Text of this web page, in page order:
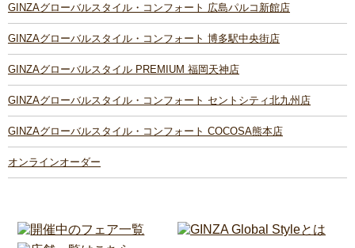
GINZAグローバルスタイル・コンフォート 広島パルコ新館店
GINZAグローバルスタイル・コンフォート 博多駅中央街店
GINZAグローバルスタイル PREMIUM 福岡天神店
GINZAグローバルスタイル・コンフォート セントシティ北九州店
GINZAグローバルスタイル・コンフォート COCOSA熊本店
オンラインオーダー